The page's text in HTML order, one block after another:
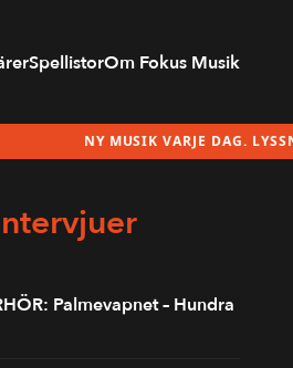
SpellistorOm Fokus Musik
NY MUSIK VARJE DAG. LYSSNA PÅ
Palmevapnet – Hundra